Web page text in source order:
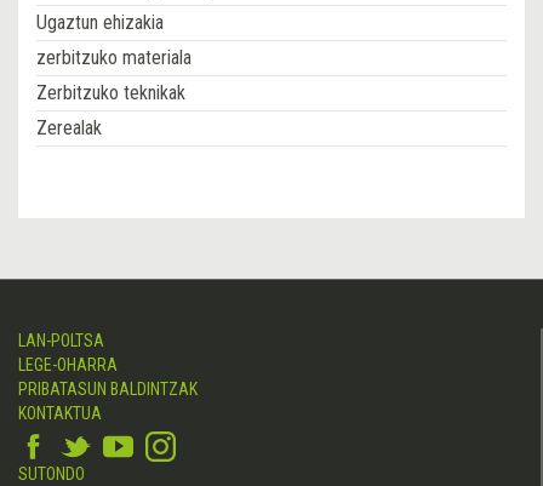
Ugaztun ehizakia
zerbitzuko materiala
Zerbitzuko teknikak
Zerealak
LAN-POLTSA
LEGE-OHARRA
PRIBATASUN BALDINTZAK
KONTAKTUA
SUTONDO